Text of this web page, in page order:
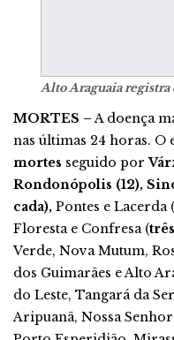
Alto Araguaia registra
MORTES –A doença
nas últimas 24 horas. O
mortes seguido por
Rondonópolis (12),
cada), Pontes e Lacerda (
Floresta e Confresa (três
Verde, Nova Mutum,
dos Guimarães e Alto
do Leste, Tangará da
Aripuanã, Nossa